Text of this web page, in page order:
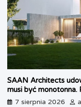
SAAN Architects
musi być monotonna.
Warszawą
7 sierpnia 2026